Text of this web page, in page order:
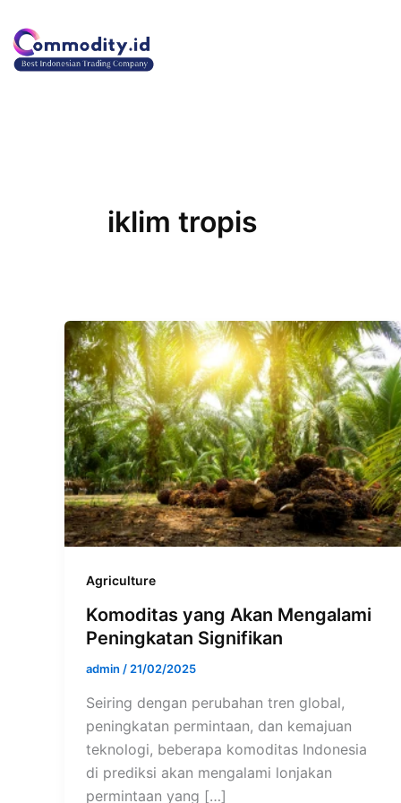
ke
konten
iklim tropis
Agriculture
Komoditas yang Akan Mengalami
Peningkatan Signifikan
admin /21/02/2025
Seiring dengan perubahan tren global,
peningkatan permintaan, dan kemajuan
teknologi, beberapa komoditas Indonesia
di prediksi akan mengalami lonjakan
permintaan yang […]